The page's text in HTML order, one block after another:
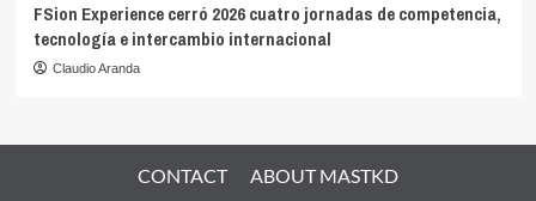
FSion Experience cerró 2026 cuatro jornadas de competencia,
tecnología e intercambio internacional
Claudio Aranda
CONTACT ABOUT MASTKD